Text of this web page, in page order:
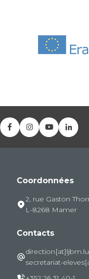
Coordonnées
2, rue Gaston
L-8268 Mamer
Contacts
direction[at]ljbm.lu
secretariat-